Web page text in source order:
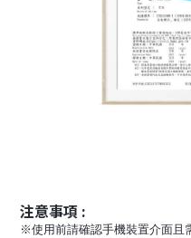
注意事項 :
※使用前請確認手機裝置介面且